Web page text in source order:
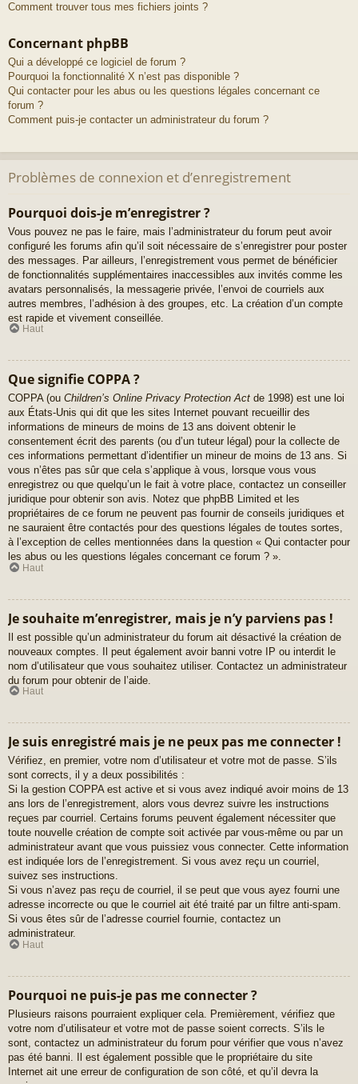
Comment trouver tous mes fichiers joints ?
Concernant phpBB
Qui a développé ce logiciel de forum ?
Pourquoi la fonctionnalité X n’est pas disponible ?
Qui contacter pour les abus ou les questions légales concernant ce
forum ?
Comment puis-je contacter un administrateur du forum ?
Problèmes de connexion et d’enregistrement
Pourquoi dois-je m’enregistrer ?
Vous pouvez ne pas le faire, mais l’administrateur du forum peut avoir
configuré les forums afin qu’il soit nécessaire de s’enregistrer pour poster
des messages. Par ailleurs, l’enregistrement vous permet de bénéficier
de fonctionnalités supplémentaires inaccessibles aux invités comme les
avatars personnalisés, la messagerie privée, l’envoi de courriels aux
autres membres, l’adhésion à des groupes, etc. La création d’un compte
est rapide et vivement conseillée.
Haut
Que signifie COPPA ?
COPPA (ou Children’s Online Privacy Protection Act de 1998) est une loi
aux États-Unis qui dit que les sites Internet pouvant recueillir des
informations de mineurs de moins de 13 ans doivent obtenir le
consentement écrit des parents (ou d’un tuteur légal) pour la collecte de
ces informations permettant d’identifier un mineur de moins de 13 ans. Si
vous n’êtes pas sûr que cela s’applique à vous, lorsque vous vous
enregistrez ou que quelqu’un le fait à votre place, contactez un conseiller
juridique pour obtenir son avis. Notez que phpBB Limited et les
propriétaires de ce forum ne peuvent pas fournir de conseils juridiques et
ne sauraient être contactés pour des questions légales de toutes sortes,
à l’exception de celles mentionnées dans la question « Qui contacter pour
les abus ou les questions légales concernant ce forum ? ».
Haut
Je souhaite m’enregistrer, mais je n’y parviens pas !
Il est possible qu’un administrateur du forum ait désactivé la création de
nouveaux comptes. Il peut également avoir banni votre IP ou interdit le
nom d’utilisateur que vous souhaitez utiliser. Contactez un administrateur
du forum pour obtenir de l’aide.
Haut
Je suis enregistré mais je ne peux pas me connecter !
Vérifiez, en premier, votre nom d’utilisateur et votre mot de passe. S’ils
sont corrects, il y a deux possibilités :
Si la gestion COPPA est active et si vous avez indiqué avoir moins de 13
ans lors de l’enregistrement, alors vous devrez suivre les instructions
reçues par courriel. Certains forums peuvent également nécessiter que
toute nouvelle création de compte soit activée par vous-même ou par un
administrateur avant que vous puissiez vous connecter. Cette information
est indiquée lors de l’enregistrement. Si vous avez reçu un courriel,
suivez ses instructions.
Si vous n’avez pas reçu de courriel, il se peut que vous ayez fourni une
adresse incorrecte ou que le courriel ait été traité par un filtre anti-spam.
Si vous êtes sûr de l’adresse courriel fournie, contactez un
administrateur.
Haut
Pourquoi ne puis-je pas me connecter ?
Plusieurs raisons pourraient expliquer cela. Premièrement, vérifiez que
votre nom d’utilisateur et votre mot de passe soient corrects. S’ils le
sont, contactez un administrateur du forum pour vérifier que vous n’avez
pas été banni. Il est également possible que le propriétaire du site
Internet ait une erreur de configuration de son côté, et qu’il devra la